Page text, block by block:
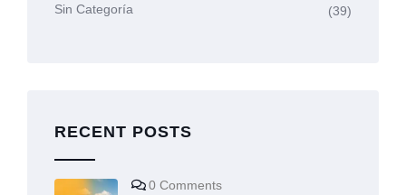
Sin Categoría (39)
RECENT POSTS
0 Comments